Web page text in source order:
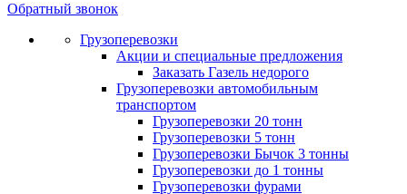
Обратный звонок
Грузоперевозки
Акции и специальные предложения
Заказать Газель недорого
Грузоперевозки автомобильным
транспортом
Грузоперевозки 20 тонн
Грузоперевозки 5 тонн
Грузоперевозки Бычок 3 тонны
Грузоперевозки до 1 тонны
Грузоперевозки фурами